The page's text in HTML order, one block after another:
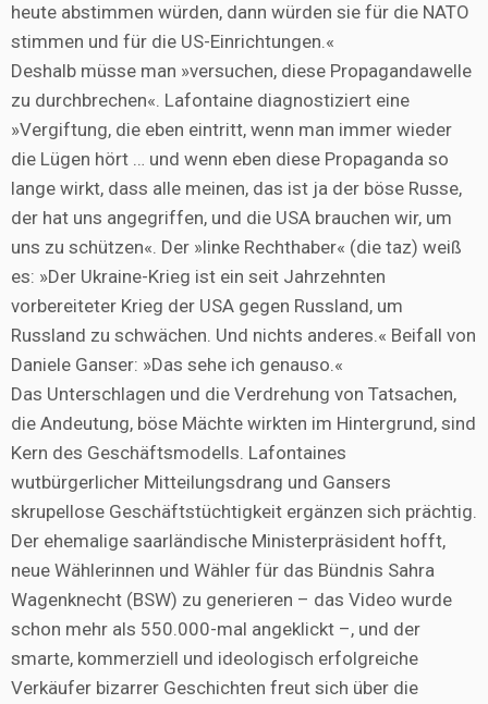
heute abstimmen würden, dann würden sie für die NATO
stimmen und für die US-Einrichtungen.«
Deshalb müsse man »versuchen, diese Propagandawelle
zu durchbrechen«. Lafontaine diagnostiziert eine
»Vergiftung, die eben eintritt, wenn man immer wieder
die Lügen hört … und wenn eben diese Propaganda so
lange wirkt, dass alle meinen, das ist ja der böse Russe,
der hat uns angegriffen, und die USA brauchen wir, um
uns zu schützen«. Der »linke Rechthaber« (die taz) weiß
es: »Der Ukraine-Krieg ist ein seit Jahrzehnten
vorbereiteter Krieg der USA gegen Russland, um
Russland zu schwächen. Und nichts anderes.« Beifall von
Daniele Ganser: »Das sehe ich genauso.«
Das Unterschlagen und die Verdrehung von Tatsachen,
die Andeutung, böse Mächte wirkten im Hintergrund, sind
Kern des Geschäftsmodells. Lafontaines
wutbürgerlicher Mitteilungsdrang und Gansers
skrupellose Geschäftstüchtigkeit ergänzen sich prächtig.
Der ehemalige saarländische Ministerpräsident hofft,
neue Wählerinnen und Wähler für das Bündnis Sahra
Wagenknecht (BSW) zu generieren – das Video wurde
schon mehr als 550.000-mal angeklickt –, und der
smarte, kommerziell und ideologisch erfolgreiche
Verkäufer bizarrer Geschichten freut sich über die